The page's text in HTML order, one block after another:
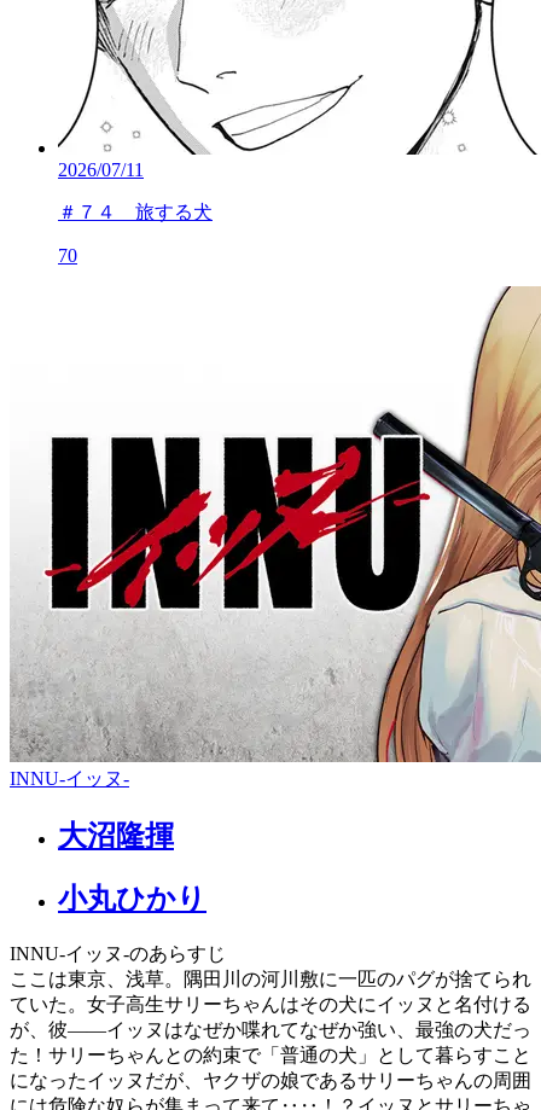
2026/07/11
＃７４ 旅する犬
70
INNU-イッヌ-
大沼隆揮
小丸ひかり
INNU-イッヌ-のあらすじ
ここは東京、浅草。隅田川の河川敷に一匹のパグが捨てられ
ていた。女子高生サリーちゃんはその犬にイッヌと名付ける
が、彼――イッヌはなぜか喋れてなぜか強い、最強の犬だっ
た！サリーちゃんとの約束で「普通の犬」として暮らすこと
になったイッヌだが、ヤクザの娘であるサリーちゃんの周囲